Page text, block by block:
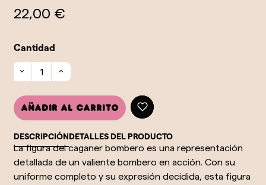
22,00 €
Cantidad
Añadir al carrito
DESCRIPCIÓNDETALLES DEL PRODUCTO
La figura del caganer bombero es una representación
detallada de un valiente bombero en acción. Con su
uniforme completo y su expresión decidida, esta figura